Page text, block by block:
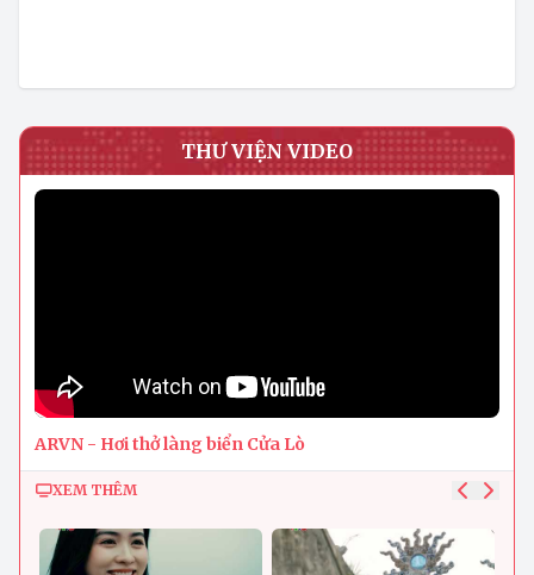
THƯ VIỆN VIDEO
ARVN - Hơi thở làng biển Cửa Lò
XEM THÊM